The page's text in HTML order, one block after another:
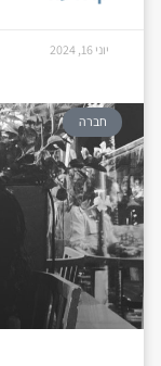
יוני 16, 2024
חברה